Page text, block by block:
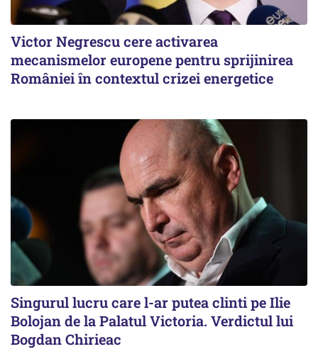
Victor Negrescu cere activarea
mecanismelor europene pentru sprijinirea
României în contextul crizei energetice
Singurul lucru care l-ar putea clinti pe Ilie
Bolojan de la Palatul Victoria. Verdictul lui
Bogdan Chirieac